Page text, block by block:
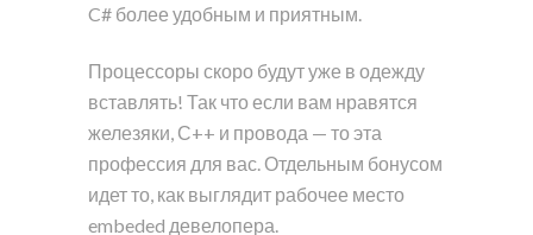
C# более удобным и приятным.
Процессоры скоро будут уже в одежду
вставлять! Так что если вам нравятся
железяки, С++ и провода — то эта
профессия для вас. Отдельным бонусом
идет то, как выглядит рабочее место
embeded девелопера.